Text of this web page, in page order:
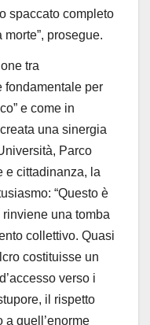
spaccato completo
morte”, prosegue.
tra
fondamentale per
e come in
una sinergia
Parco
e cittadinanza, la
“Questo è
una tomba
collettivo. Quasi
costituisse un
verso i
il rispetto
a quell’enorme